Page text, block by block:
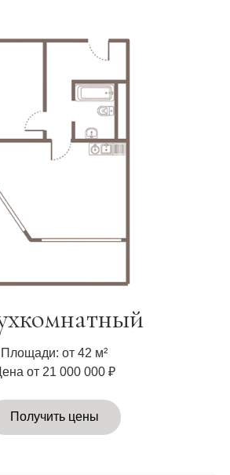
Площади: от 42 м²
от 21 000 000 ₽
Получить цены